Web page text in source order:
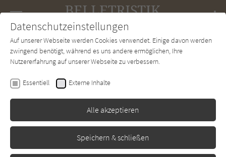
SUCHE Forum Charts Newsletter
Amy Neff
Warte auf mich am Meer
Erschienen: Juli 2024 1
Datenschutzeinstellungen
Auf unserer Webseite werden Cookies verwendet. Einige davon werden
zwingend benötigt, während es uns andere ermöglichen, Ihre
Nutzererfahrung auf unserer Webseite zu verbessern.
Essentiell Externe Inhalte
Alle akzeptieren
Speichern & schließen